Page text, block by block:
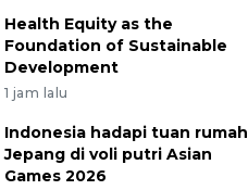
Health Equity as the
Foundation of Sustainable
Development
1 jam lalu
Indonesia hadapi tuan rumah
Jepang di voli putri Asian
Games 2026